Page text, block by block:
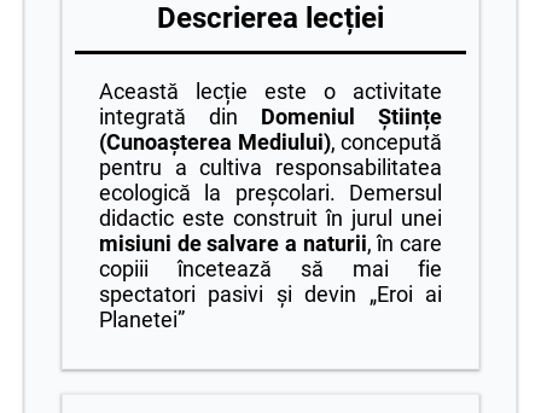
Descrierea lecției
Această lecție este o activitate
integrată din Domeniul Științe
(Cunoașterea Mediului), concepută
pentru a cultiva responsabilitatea
ecologică la preșcolari. Demersul
didactic este construit în jurul unei
misiuni de salvare a naturii, în care
copiii încetează să mai fie
spectatori pasivi și devin „Eroi ai
Planetei”